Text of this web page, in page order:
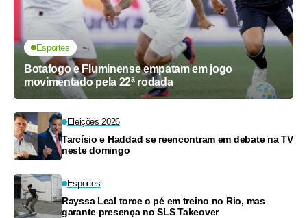
Esportes
Botafogo e Fluminense empatam em jogo
movimentado pela 22ª rodada
Eleições 2026
Tarcísio e Haddad se reencontram em debate na TV
neste domingo
Esportes
Rayssa Leal torce o pé em treino no Rio, mas
garante presença no SLS Takeover